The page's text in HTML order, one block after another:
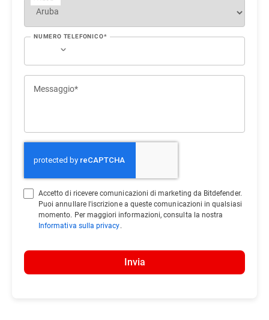
NUMERO TELEFONICO*
Messaggio*
Accetto di ricevere comunicazioni di marketing da Bitdefender.
Puoi annullare l'iscrizione a queste comunicazioni in qualsiasi
momento. Per maggiori informazioni, consulta la nostra
Informativa sulla privacy.
Invia